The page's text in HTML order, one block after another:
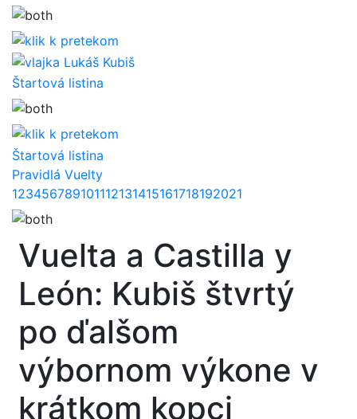
Lukáš Kubiš
Štartová listina
Štartová listina
Pravidlá Vuelty
123456789101112131415161718192021
Vuelta a Castilla y
León: Kubiš štvrtý
po ďalšom
výbornom výkone v
krátkom kopci